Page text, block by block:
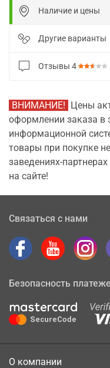
Наличие и цены
Другие варианты
Отзывы 4
ВНИМАНИЕ! Цены
оформлении заказа в
информационной
товары при покупке
заведениях-
на сайте!
Связаться с нами
Безопасность
О компании